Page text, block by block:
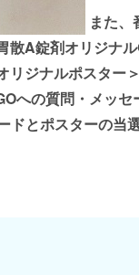
また
散A錠剤オリジナ
リジナルポスター
への質問・メッ
ドとポスターの当